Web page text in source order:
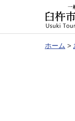
ホーム >